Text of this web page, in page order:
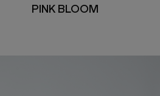
PINK BLOOM